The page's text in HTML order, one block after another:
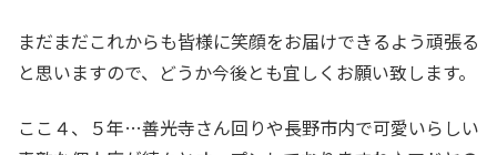
まだまだこれからも皆様に笑顔をお届けできるよう頑張る
と思いますので、どうか今後とも宜しくお願い致します。
ここ４、５年…善光寺さん回りや長野市内で可愛いらしい